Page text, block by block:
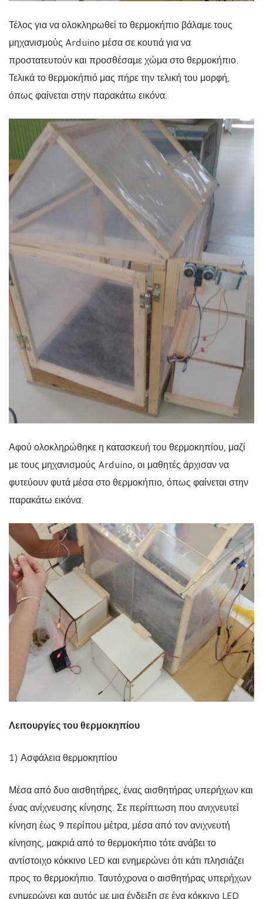
Τέλος για να ολοκληρωθεί το θερμοκήπιο βάλαμε τους
μηχανισμούς Arduino μέσα σε κουτιά για να
προστατευτούν και προσθέσαμε χώμα στο θερμοκήπιο.
Τελικά το θερμοκήπιό μας πήρε την τελική του μορφή,
όπως φαίνεται στην παρακάτω εικόνα.
Αφού ολοκληρώθηκε η κατασκευή του θερμοκηπίου, μαζί
με τους μηχανισμούς Arduino, οι μαθητές άρχισαν να
φυτεύουν φυτά μέσα στο θερμοκήπιο, όπως φαίνεται στην
παρακάτω εικόνα.
Λειτουργίες του θερμοκηπίου
1) Ασφάλεια θερμοκηπίου
Μέσα από δυο αισθητήρες, ένας αισθητήρας υπερήχων και
ένας ανίχνευσης κίνησης. Σε περίπτωση που ανιχνευτεί
κίνηση έως 9 περίπου μέτρα, μέσα από τον ανιχνευτή
κίνησης, μακριά από το θερμοκήπιο τότε ανάβει το
αντίστοιχο κόκκινο LED και ενημερώνει ότι κάτι πλησιάζει
προς το θερμοκήπιο. Ταυτόχρονα ο αισθητήρας υπερήχων
ενημερώνει και αυτός με μια ένδειξη σε ένα κόκκινο LED